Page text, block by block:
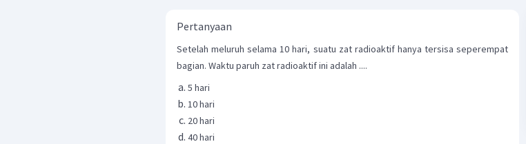
Pertanyaan
Setelah meluruh selama 10 hari, suatu zat radioaktif hanya tersisa seperempat
bagian. Waktu paruh zat radioaktif ini adalah ....
5 hari
10 hari
20 hari
40 hari